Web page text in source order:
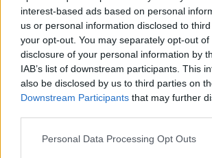
interest-based ads based on personal
us or personal information disclosed to
your opt-out. You may separately opt-out
disclosure of your personal information by
IAB’s list of downstream participants. This
also be disclosed by us to third parties on
Downstream Participants that may further
Personal Data Processing Opt Outs
E rëndë/ Skiatorja ndërron
jetë në moshën 19-vjeçare
Rrëfim
Einxhel
moshën